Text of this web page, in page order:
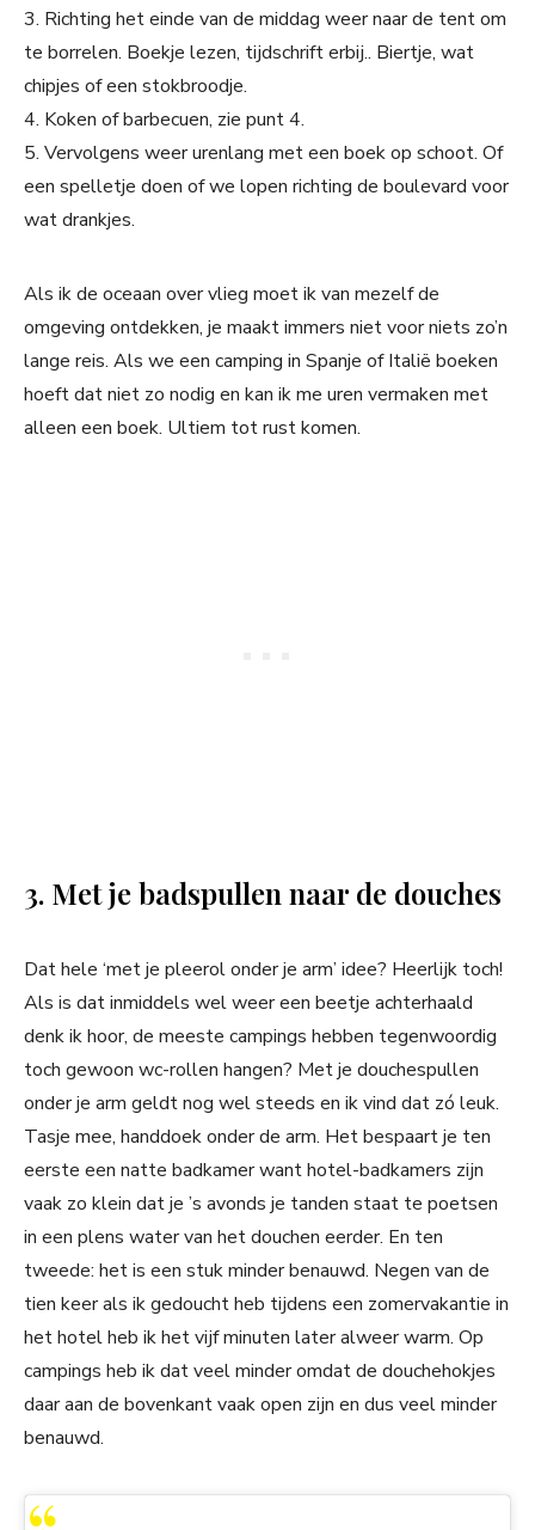
3. Richting het einde van de middag weer naar de tent om
te borrelen. Boekje lezen, tijdschrift erbij.. Biertje, wat
chipjes of een stokbroodje.
4. Koken of barbecuen, zie punt 4.
5. Vervolgens weer urenlang met een boek op schoot. Of
een spelletje doen of we lopen richting de boulevard voor
wat drankjes.
Als ik de oceaan over vlieg moet ik van mezelf de
omgeving ontdekken, je maakt immers niet voor niets zo’n
lange reis. Als we een camping in Spanje of Italië boeken
hoeft dat niet zo nodig en kan ik me uren vermaken met
alleen een boek. Ultiem tot rust komen.
3. Met je badspullen naar de douches
Dat hele ‘met je pleerol onder je arm’ idee? Heerlijk toch!
Als is dat inmiddels wel weer een beetje achterhaald
denk ik hoor, de meeste campings hebben tegenwoordig
toch gewoon wc-rollen hangen? Met je douchespullen
onder je arm geldt nog wel steeds en ik vind dat zó leuk.
Tasje mee, handdoek onder de arm. Het bespaart je ten
eerste een natte badkamer want hotel-badkamers zijn
vaak zo klein dat je ’s avonds je tanden staat te poetsen
in een plens water van het douchen eerder. En ten
tweede: het is een stuk minder benauwd. Negen van de
tien keer als ik gedoucht heb tijdens een zomervakantie in
het hotel heb ik het vijf minuten later alweer warm. Op
campings heb ik dat veel minder omdat de douchehokjes
daar aan de bovenkant vaak open zijn en dus veel minder
benauwd.